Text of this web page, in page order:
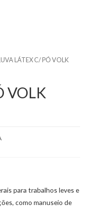
LÁTEX C/ PÓ VOLK
VOLK
para trabalhos leves e
como manuseio de